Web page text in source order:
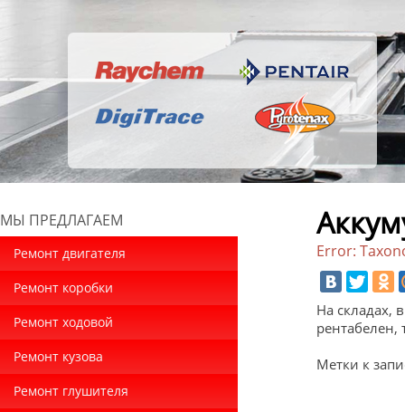
МЫ ПРЕДЛАГАЕМ
Ремонт двигателя
Ремонт коробки
Ремонт ходовой
Ремонт кузова
Ремонт глушителя
Error:
На складах,
рентабелен,
Метки к